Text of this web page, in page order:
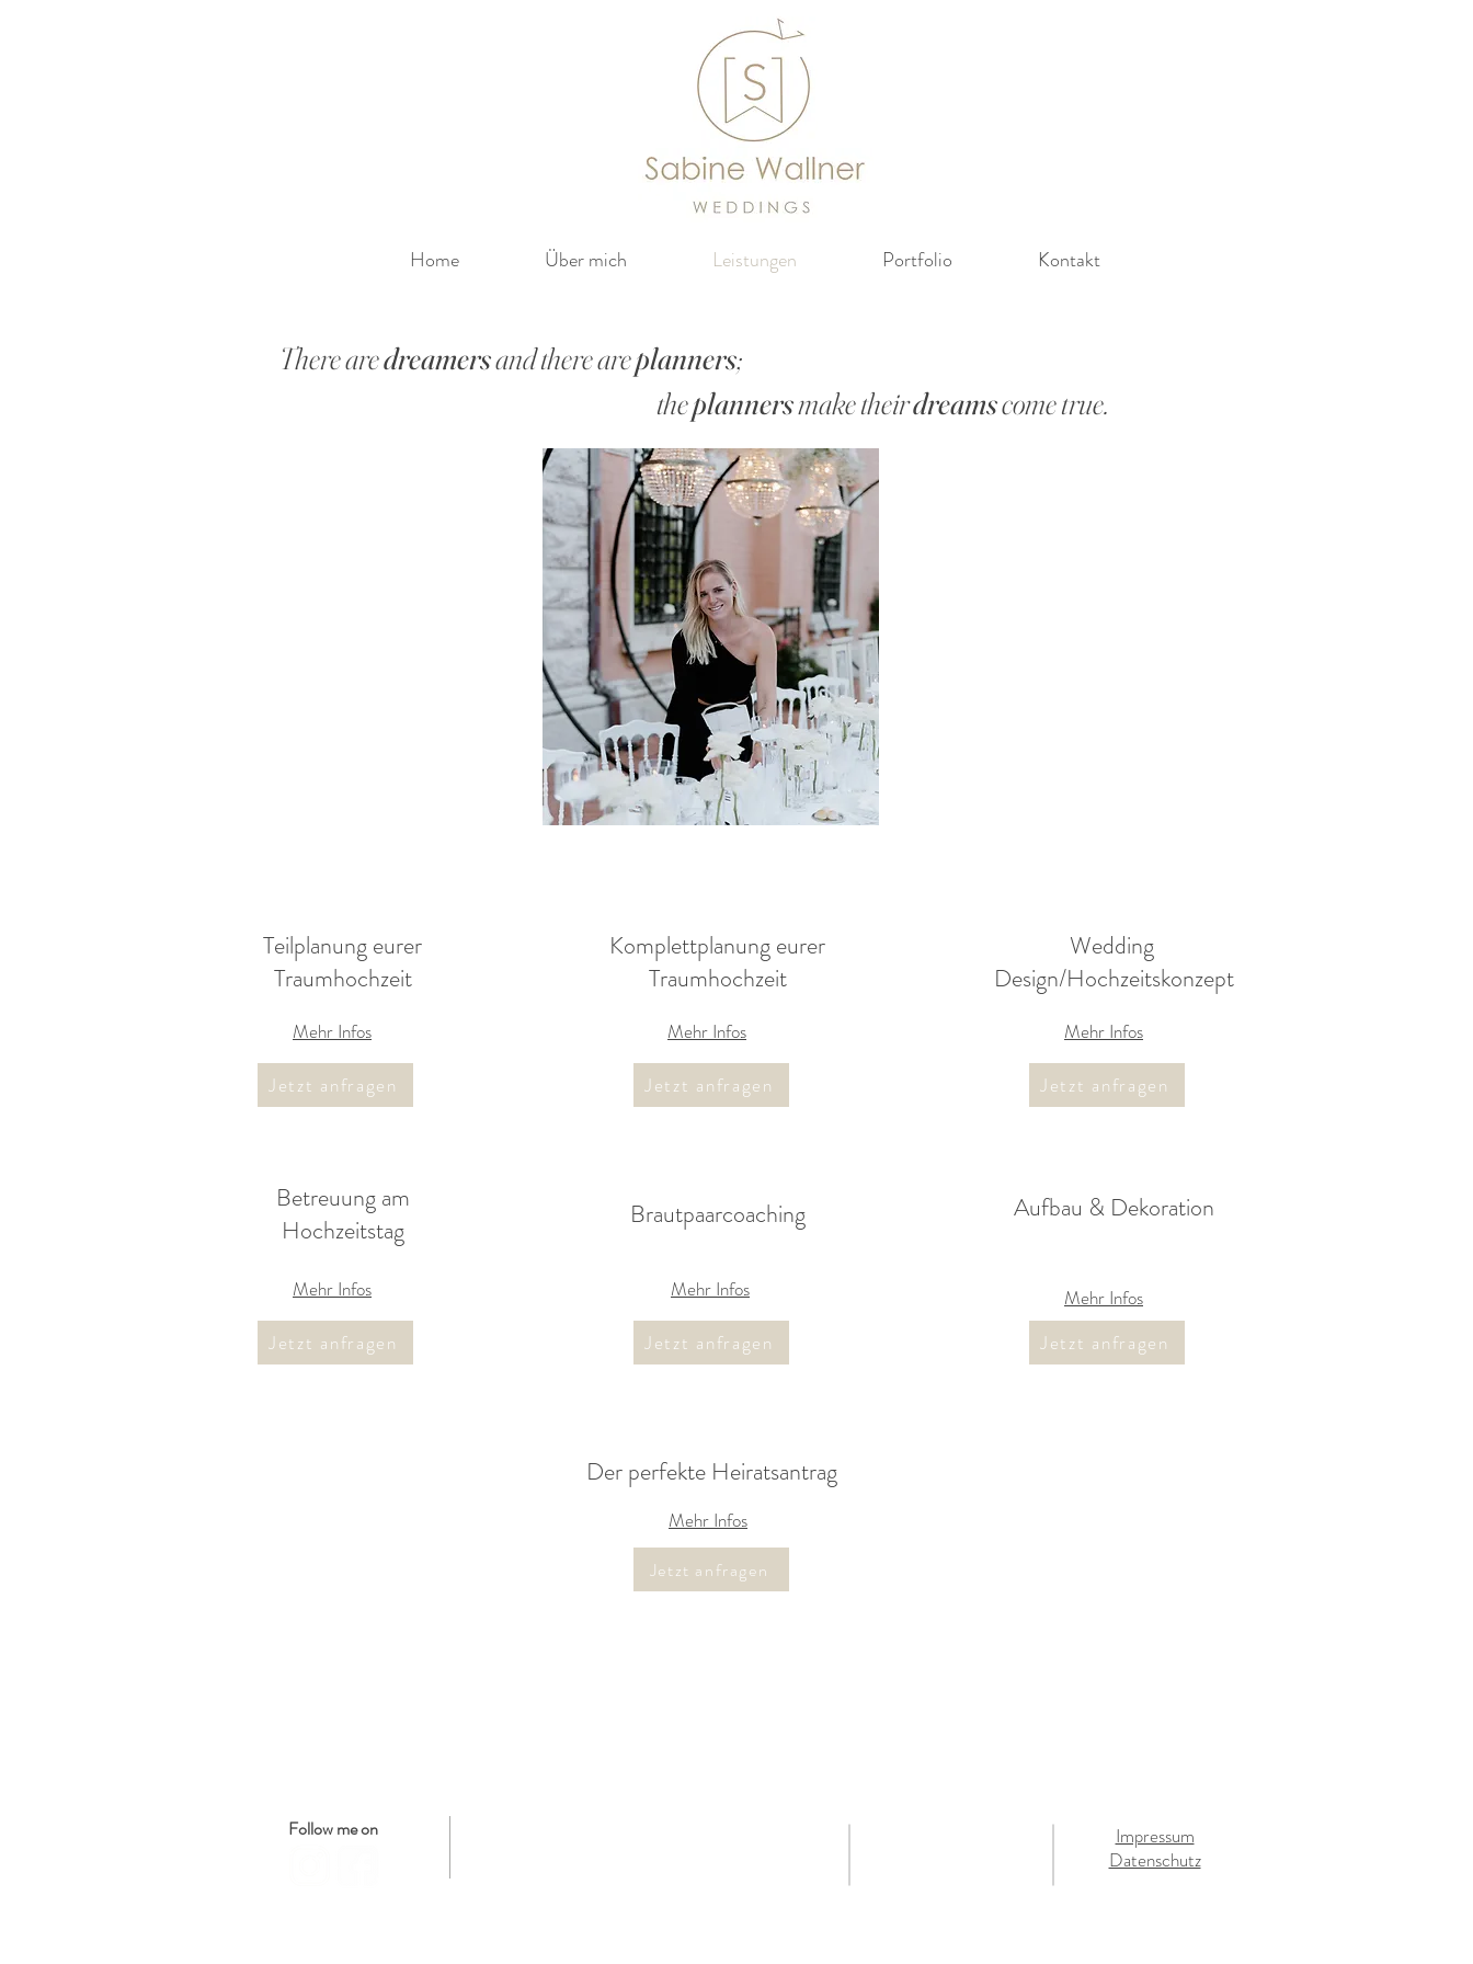
Home Über mich Leistungen Portfolio Kontakt
There aredreamersand there areplanners;
theplannersmake theirdreamscome true.
Teilplanung eurer
Traumhochzeit
Mehr Infos
Jetzt anfragen
Betreuung am
Hochzeitstag
Mehr Infos
Jetzt anfragen
Komplettplanung eurer
Traumhochzeit
Mehr Infos
Jetzt anfragen
Brautpaarcoaching
Mehr Infos
Jetzt anfragen
Wedding
Design/Hochzeitskonzept
Mehr Infos
Jetzt anfragen
Aufbau & Dekoration
Mehr Infos
Jetzt anfragen
Der perfekte Heiratsantrag
Mehr Infos
Jetzt anfragen
Follow me on
Impressum
Datenschutz